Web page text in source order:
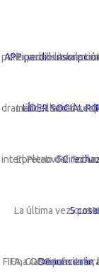
Expertos advierten que la desaparición
TC
5 La
Denunciarán
Una ONG presentará una denuncia